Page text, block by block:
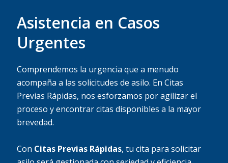
Asistencia en Casos
Urgentes
Comprendemos la urgencia que a menudo
acompaña a las solicitudes de asilo. En Citas
Previas Rápidas, nos esforzamos por agilizar el
proceso y encontrar citas disponibles a la mayor
brevedad.
Con Citas Previas Rápidas, tu cita para solicitar